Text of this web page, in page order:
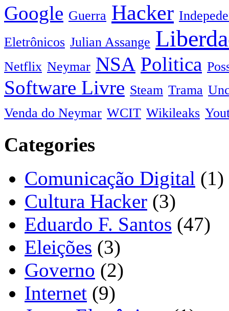
Google Guerra Hacker
Eletrônicos Julian Assange
Netflix Neymar NSA Politica
Software Livre Steam Trama
Venda do Neymar WCIT Wikileaks
Categories
Comunicação Digital (1)
Cultura Hacker (3)
Eduardo F. Santos (47)
Eleições (3)
Governo (2)
Internet (9)